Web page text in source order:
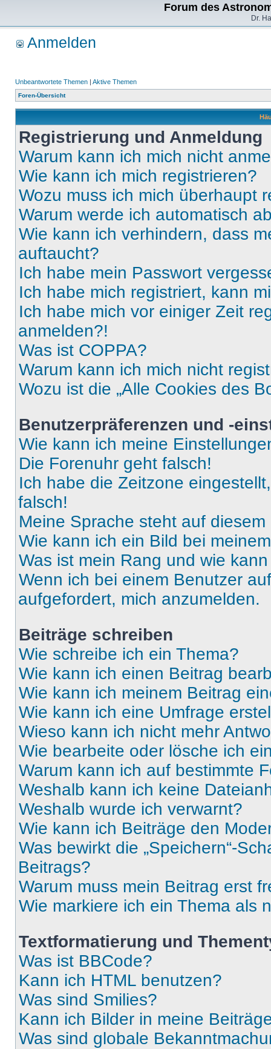
Forum des
Dr.
Anmelden
Unbeantwortete Themen | Aktive Themen
Foren-Übersicht
Registrierung und Anmeldung
Warum kann ich mich nicht
Wie kann ich mich registrieren?
Wozu muss ich mich überhaupt
Warum werde ich automatisch
Wie kann ich verhindern, dass
auftaucht?
Ich habe mein Passwort
Ich habe mich registriert, kann
Ich habe mich vor einiger Zeit
anmelden?!
Was ist COPPA?
Warum kann ich mich nicht
Wozu ist die „Alle Cookies des
Benutzerpräferenzen und -
Wie kann ich meine
Die Forenuhr geht falsch!
Ich habe die Zeitzone
falsch!
Meine Sprache steht auf
Wie kann ich ein Bild bei
Was ist mein Rang und wie
Wenn ich bei einem Benutzer
aufgefordert, mich anzumelden.
Beiträge schreiben
Wie schreibe ich ein Thema?
Wie kann ich einen Beitrag
Wie kann ich meinem Beitrag
Wie kann ich eine Umfrage
Wieso kann ich nicht mehr
Wie bearbeite oder lösche ich
Warum kann ich auf bestimmte
Weshalb kann ich keine
Weshalb wurde ich verwarnt?
Wie kann ich Beiträge den
Was bewirkt die „Speichern“-
Beitrags?
Warum muss mein Beitrag erst
Wie markiere ich ein Thema als
Textformatierung und
Was ist BBCode?
Kann ich HTML benutzen?
Was sind Smilies?
Kann ich Bilder in meine
Was sind globale